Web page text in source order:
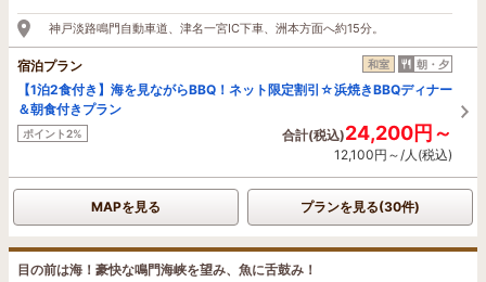
1時間前に予約されました
神戸淡路鳴門自動車道、津名一宮IC下車、洲本方面へ約15分。
宿泊プラン 和室 朝・夕
【1泊2食付き】海を見ながらBBQ！ネット限定割引☆浜焼きBBQディナー
＆朝食付きプラン
ポイント2% 合計(税込)24,200円～
12,100円～/人(税込)
MAPを見る プランを見る(30件)
目の前は海！豪快な鳴門海峡を望み、魚に舌鼓み！